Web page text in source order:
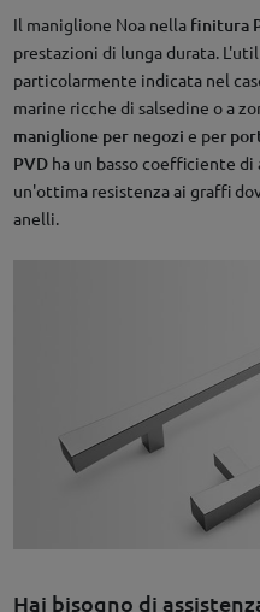
Il maniglione Noa nella finitura
prestazioni di lunga durata.
particolarmente indicata nel
marine ricche di salsedine o a
maniglione per negozi e per
PVDha un basso coefficiente
un'ottima resistenza ai graffi
anelli.
Hai bisogno di